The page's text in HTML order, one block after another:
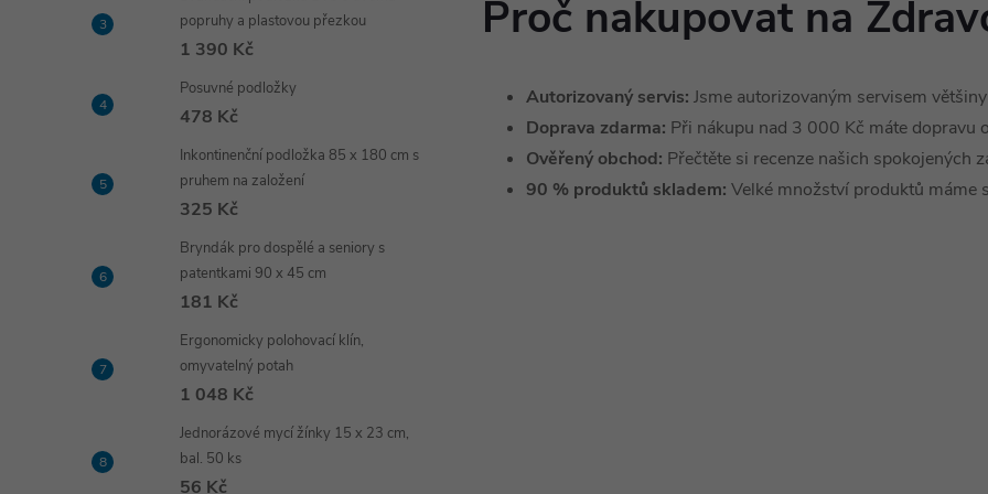
popruhy a plastovou přezkou
1 390 Kč
Posuvné podložky
478 Kč
Inkontinenční podložka 85 x 180 cm s
pruhem na založení
325 Kč
Bryndák pro dospělé a seniory s
patentkami 90 x 45 cm
181 Kč
Ergonomicky polohovací klín,
omyvatelný potah
1 048 Kč
Jednorázové mycí žínky 15 x 23 cm,
bal. 50 ks
56 Kč
Proč nakupovat na
Autorizovaný servis: Jsme autorizovaným servisem
Doprava zdarma: Při nákupu nad 3 000 Kč máte dopravu
Ověřený obchod: Přečtěte si recenze našich spokojených
90 % produktů skladem: Velké množství produktů máme